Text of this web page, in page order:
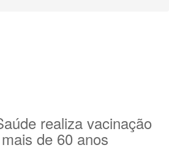
realiza vacinação
de 60 anos